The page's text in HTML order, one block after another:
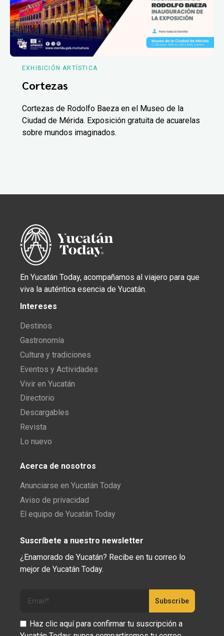
EXHIBICIÓN ARTÍSTICA
Cortezas
Cortezas de Rodolfo Baeza en el Museo de la
Ciudad de Mérida. Exposición gratuita de acuarelas
sobre mundos imaginados.
En Yucatán Today, acompañamos al viajero para que
viva la auténtica esencia de Yucatán.
Intereses
Destinos
Gastronomía
Cultura y tradiciones
Eventos y Actividades
Vivir en Yucatán
Directorio
Descargables
Revista
Lo nuevo
Acerca de nosotros
Anunciarse en Yucatán Today
Aviso de privacidad
El equipo de Yucatán Today
Suscríbete a nuestro newsletter
¿Enamorado de Yucatán? Recibe en tu correo lo
mejor de Yucatán Today.
Haz clic aquí para confirmar tu suscripción a